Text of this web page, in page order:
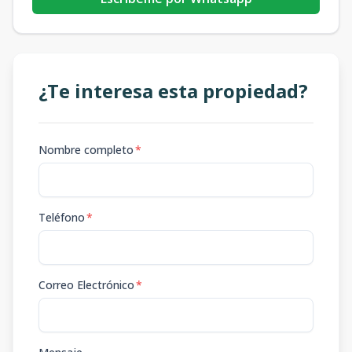
¿Te interesa esta propiedad?
Nombre completo*
Teléfono*
Correo Electrónico*